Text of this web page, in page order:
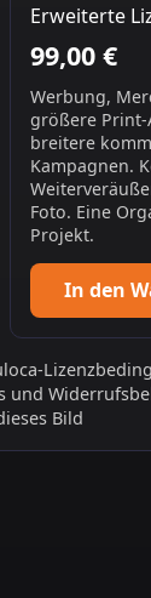
Erweiterte
99,00 €
Werbung,
größere
breitere
Kampagnen.
Foto. Eine
Projekt.
In den
und
Bild